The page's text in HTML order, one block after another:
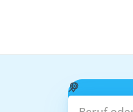
Beruf